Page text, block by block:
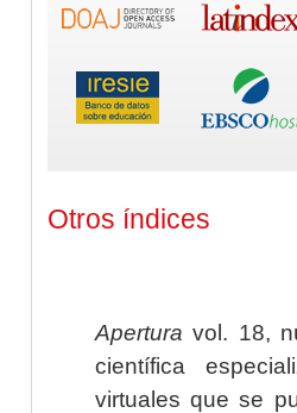
Otros índices
Apertura vol. 18,
científica
virtuales que se